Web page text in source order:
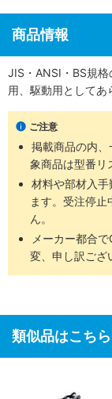
商品情報
JIS・ANSI・BS規
用、駆動用としてあ
ご注意
掲載商品の内
象商品は型番リ
材料や部材入
ます。受注停
ん。
メーカー都合
変、申し訳ござ
類似品はこちら